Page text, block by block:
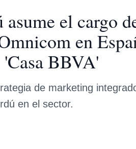
el cargo
en
BBVA'
de marketing
en el sector.